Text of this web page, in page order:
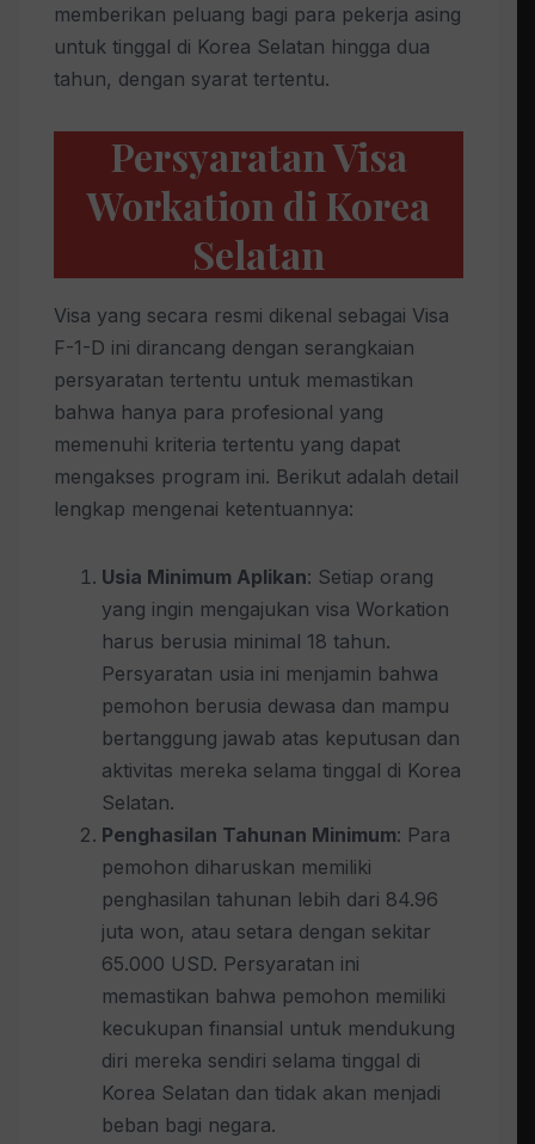
memberikan peluang bagi para pekerja asing
untuk tinggal di Korea Selatan hingga dua
tahun, dengan syarat tertentu.
Persyaratan Visa
Workation di Korea
Selatan
Visa yang secara resmi dikenal sebagai Visa
F-1-D ini dirancang dengan serangkaian
persyaratan tertentu untuk memastikan
bahwa hanya para profesional yang
memenuhi kriteria tertentu yang dapat
mengakses program ini. Berikut adalah detail
lengkap mengenai ketentuannya:
Usia Minimum Aplikan: Setiap orang
yang ingin mengajukan visa Workation
harus berusia minimal 18 tahun.
Persyaratan usia ini menjamin bahwa
pemohon berusia dewasa dan mampu
bertanggung jawab atas keputusan dan
aktivitas mereka selama tinggal di Korea
Selatan.
Penghasilan Tahunan Minimum: Para
pemohon diharuskan memiliki
penghasilan tahunan lebih dari 84.96
juta won, atau setara dengan sekitar
65.000 USD. Persyaratan ini
memastikan bahwa pemohon memiliki
kecukupan finansial untuk mendukung
diri mereka sendiri selama tinggal di
Korea Selatan dan tidak akan menjadi
beban bagi negara.